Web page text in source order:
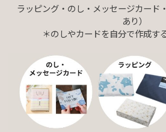
ラッピング・のし・メッセージカード
あり）
＊のしやカードを自分で作成す